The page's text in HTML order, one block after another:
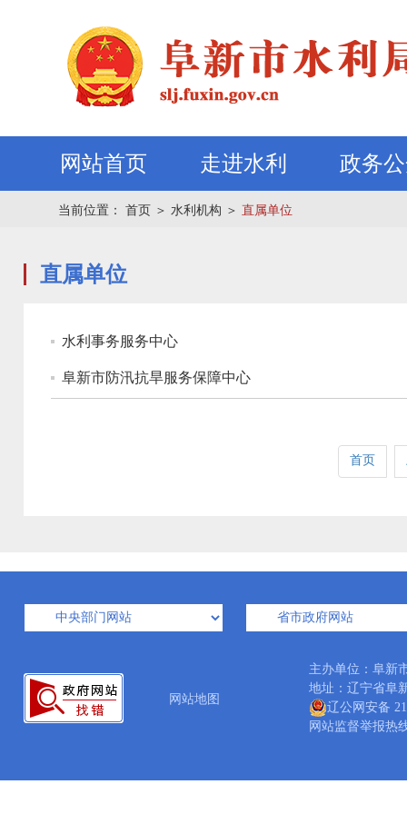
网站首页 走进水利 政务
当前位置： 首页 ＞ 水利机构 ＞ 直属单位
直属单位
水利事务服务中心
阜新市防汛抗旱服务保障中心
首页
网站地图
主办单位：阜
地址：辽宁省
辽公网安备
网站监督举报热